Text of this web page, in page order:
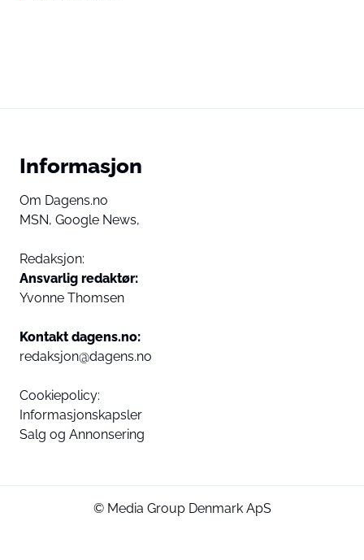
Informasjon
Om Dagens.no
MSN, Google News,
Redaksjon:
Ansvarlig redaktør:
Yvonne Thomsen
Kontakt dagens.no:
redaksjon@dagens.no
Cookiepolicy:
Informasjonskapsler
Salg og Annonsering
© Media Group Denmark ApS